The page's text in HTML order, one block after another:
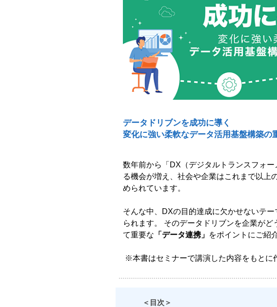
データドリブンを成功に導く
変化に強い柔軟なデータ活用基盤構築の
数年前から「DX（デジタルトランスフォ
る機会が増え、社会や企業はこれまで以上
められています。
そんな中、DXの目的達成に欠かせないテー
られます。 そのデータドリブンを企業が
て重要な 「データ連携」 をポイントにご紹
※本書はセミナーで講演した内容をもとに
＜目次＞